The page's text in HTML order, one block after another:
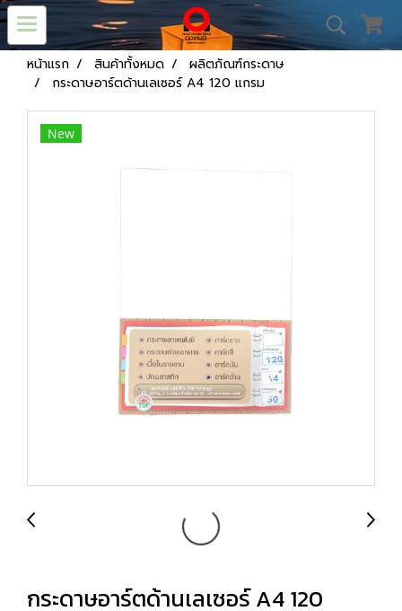
หน้าแรก สินค้าทั้งหมด
ผลิตภัณฑ์กระดาษ
กระดาษอาร์ตด้านเลเซอร์ A4 120 แกรม
New
กระดาษอาร์ตด้านเลเซอร์ A4 120